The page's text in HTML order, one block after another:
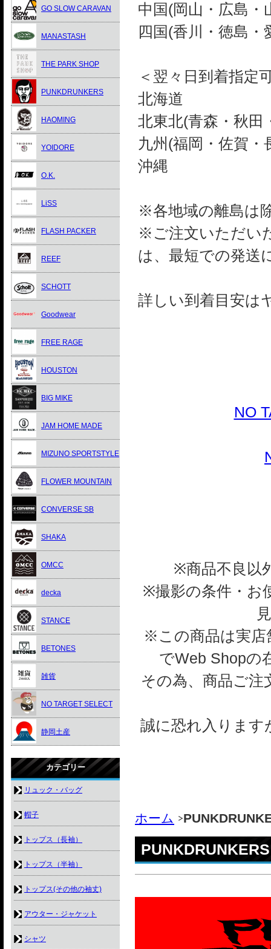
中国(岡山・広島・
四国(香川・徳島・
＜翌々日到着指定
北海道
北東北(青森・秋田
九州(福岡・佐賀・
沖縄
※各地域の離島は
※ご注文いただい
は、最短での発送
詳しい到着目安は
NO
※商品不良以
※撮影の条件・お
※この商品は実店
でWeb Shopの
その為、商品ご
誠に恐れ入ります
ホーム
PUNKDRUNKERS
GO SLOW CARAVAN
MANASTASH
THE PARK SHOP
PUNKDRUNKERS
HAOMING
YOIDORE
O.K.
LiSS
FLASH PACKER
REEF
SCHOTT
Goodwear
FREE RAGE
HOUSTON
BIG MIKE
JAM HOME MADE
MIZUNO SPORTSTYLE
FLOWER MOUNTAIN
CONVERSE SB
SHAKA
OMCC
decka
STANCE
BETONES
雑貨
NO TARGET SELECT
静岡土産
カテゴリー
リュック・バッグ
帽子
トップス（長袖）
トップス（半袖）
トップス(その他の袖丈)
アウター・ジャケット
シャツ